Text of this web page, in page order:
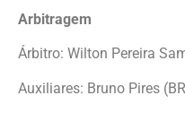
Arbitragem
Árbitro: Wilton Pereira
Auxiliares: Bruno Pires